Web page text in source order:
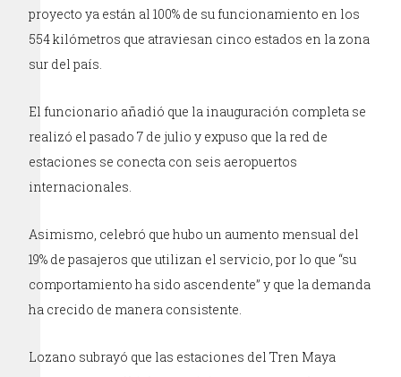
proyecto ya están al 100% de su funcionamiento en los
554 kilómetros que atraviesan cinco estados en la zona
sur del país.
El funcionario añadió que la inauguración completa se
realizó el pasado 7 de julio y expuso que la red de
estaciones se conecta con seis aeropuertos
internacionales.
Asimismo, celebró que hubo un aumento mensual del
19% de pasajeros que utilizan el servicio, por lo que “su
comportamiento ha sido ascendente” y que la demanda
ha crecido de manera consistente.
Lozano subrayó que las estaciones del Tren Maya